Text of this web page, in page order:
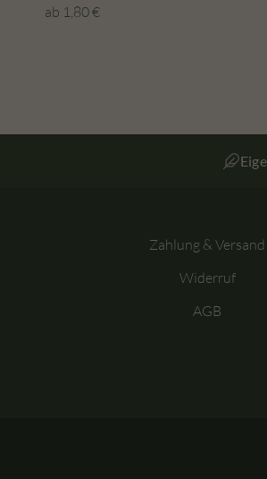
ab 1,80€
Zahlung & Versand
Widerruf
AGB